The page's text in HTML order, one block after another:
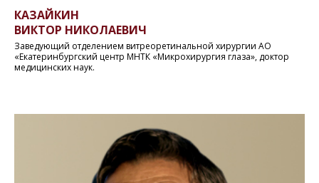
КАЗАЙКИН
ВИКТОР НИКОЛАЕВИЧ
Заведующий отделением витреоретинальной хирургии АО
«Екатеринбургский центр МНТК «Микрохирургия глаза», доктор
медицинских наук.